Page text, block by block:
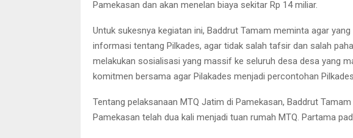
Pamekasan dan akan menelan biaya sekitar Rp 14 miliar.
Untuk sukesnya kegiatan ini, Baddrut Tamam meminta agar
informasi tentang Pilkades, agar tidak salah tafsir dan salah
melakukan sosialisasi yang massif ke seluruh desa desa yang
komitmen bersama agar Pilakades menjadi percontohan
Tentang pelaksanaan MTQ Jatim di Pamekasan, Baddrut
Pamekasan telah dua kali menjadi tuan rumah MTQ. Partama